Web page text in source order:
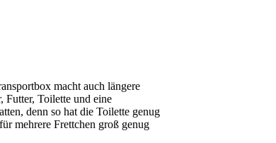
macht auch längere
Futter, Toilette und eine
denn so hat die Toilette genug
mehrere Frettchen groß genug